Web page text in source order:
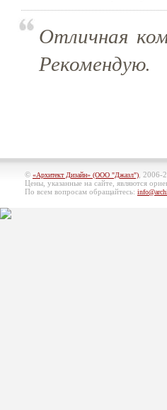
Отличная
Рекомендую.
© «Архитект Дизайн» (ООО "Джазл") , 2006-
Цены, указанные на сайте, являются
По всем вопросам обращайтесь: